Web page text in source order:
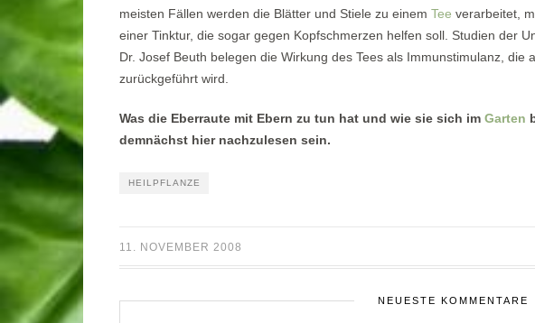
meisten Fällen werden die Blätter und Stiele zu einem Tee verarbeitet,
einer Tinktur, die sogar gegen Kopfschmerzen helfen soll. Studien der
Dr. Josef Beuth belegen die Wirkung des Tees als Immunstimulanz, die
zurückgeführt wird.
Was die Eberraute mit Ebern zu tun hat und wie sie sich im Garten
demnächst hier nachzulesen sein.
HEILPFLANZE
11. NOVEMBER 2008
NEUESTE KOMMENTARE